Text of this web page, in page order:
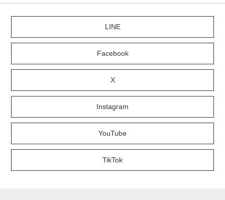
LINE
Facebook
X
Instagram
YouTube
TikTok